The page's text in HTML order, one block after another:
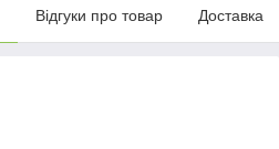
Відгуки про товар Доставка